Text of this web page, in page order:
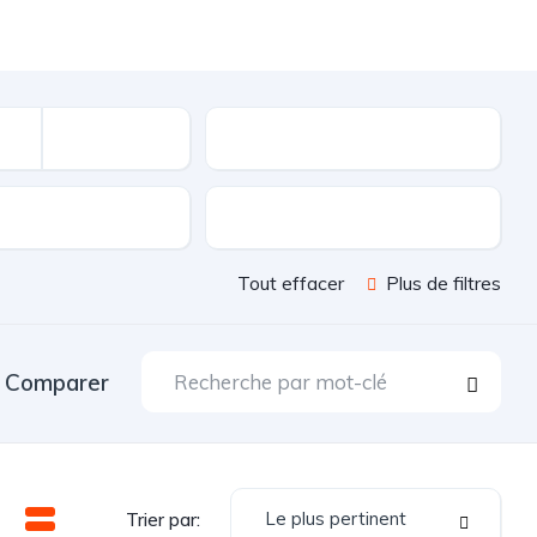
Tout effacer Plus de filtres
Comparer
Trier par: Le plus pertinent